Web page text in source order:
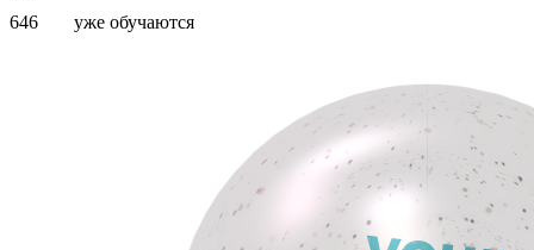
646
уже обучаются